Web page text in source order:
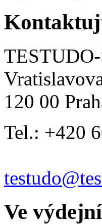
120 00
Tel.: +420
Ve